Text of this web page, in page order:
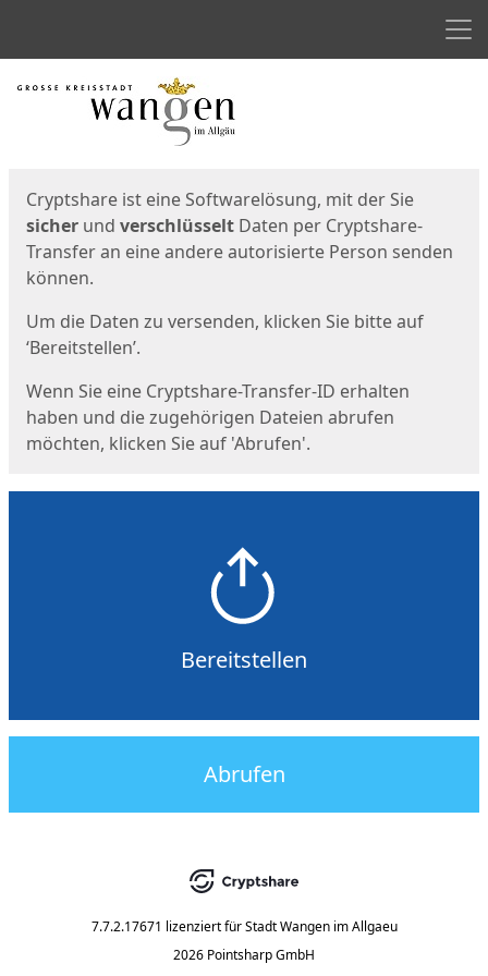
Start
Cryptshare ist eine Softwarelösung, mit der Sie
sicher und verschlüsselt Daten per Cryptshare-
Transfer an eine andere autorisierte Person senden
können.
Um die Daten zu versenden, klicken Sie bitte auf
‘Bereitstellen’.
Wenn Sie eine Cryptshare-Transfer-ID erhalten
haben und die zugehörigen Dateien abrufen
möchten, klicken Sie auf 'Abrufen'.
Bereitstellen
Abrufen
7.7.2.17671 lizenziert für Stadt Wangen im Allgaeu
2026 Pointsharp GmbH